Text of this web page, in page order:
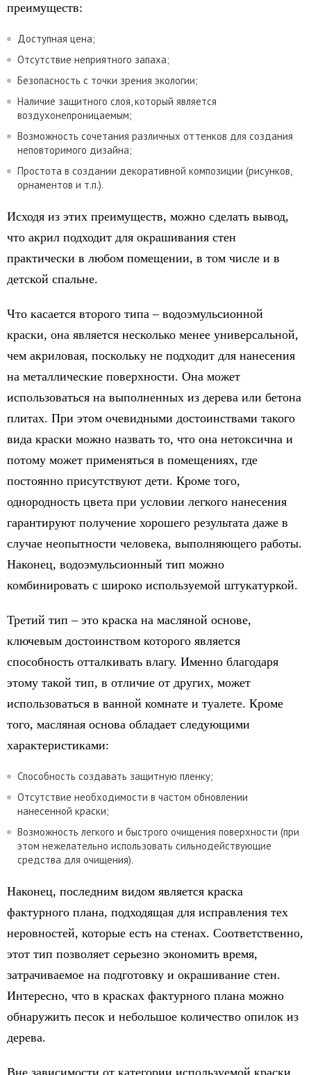
преимуществ:
Доступная цена;
Отсутствие неприятного запаха;
Безопасность с точки зрения экологии;
Наличие защитного слоя, который является
воздухонепроницаемым;
Возможность сочетания различных оттенков для создания
неповторимого дизайна;
Простота в создании декоративной композиции (рисунков,
орнаментов и т.п.).
Исходя из этих преимуществ, можно сделать вывод,
что акрил подходит для окрашивания стен
практически в любом помещении, в том числе и в
детской спальне.
Что касается второго типа – водоэмульсионной
краски, она является несколько менее универсальной,
чем акриловая, поскольку не подходит для нанесения
на металлические поверхности. Она может
использоваться на выполненных из дерева или бетона
плитах. При этом очевидными достоинствами такого
вида краски можно назвать то, что она нетоксична и
потому может применяться в помещениях, где
постоянно присутствуют дети. Кроме того,
однородность цвета при условии легкого нанесения
гарантируют получение хорошего результата даже в
случае неопытности человека, выполняющего работы.
Наконец, водоэмульсионный тип можно
комбинировать с широко используемой штукатуркой.
Третий тип – это краска на масляной основе,
ключевым достоинством которого является
способность отталкивать влагу. Именно благодаря
этому такой тип, в отличие от других, может
использоваться в ванной комнате и туалете. Кроме
того, масляная основа обладает следующими
характеристиками:
Способность создавать защитную пленку;
Отсутствие необходимости в частом обновлении
нанесенной краски;
Возможность легкого и быстрого очищения поверхности (при
этом нежелательно использовать сильнодействующие
средства для очищения).
Наконец, последним видом является краска
фактурного плана, подходящая для исправления тех
неровностей, которые есть на стенах. Соответственно,
этот тип позволяет серьезно экономить время,
затрачиваемое на подготовку и окрашивание стен.
Интересно, что в красках фактурного плана можно
обнаружить песок и небольшое количество опилок из
дерева.
Вне зависимости от категории используемой краски,